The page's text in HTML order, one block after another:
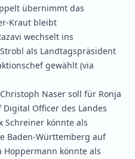
übernimmt das
bleibt
wechselt ins
als Landtagspräsident
gewählt (via
Christoph Naser soll für Ronja
Officer des Landes
Schreiner könnte als
Baden‑Württemberg auf
Hoppermann könnte als